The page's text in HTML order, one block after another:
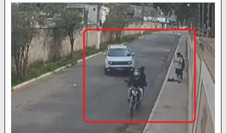
坂
を
下
る。
ニ
ュ
ー
ス】
左
は
ガ
ラ
空
き。
車
を
寄
せ